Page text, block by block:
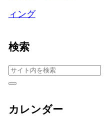
ィング
検索
カレンダー